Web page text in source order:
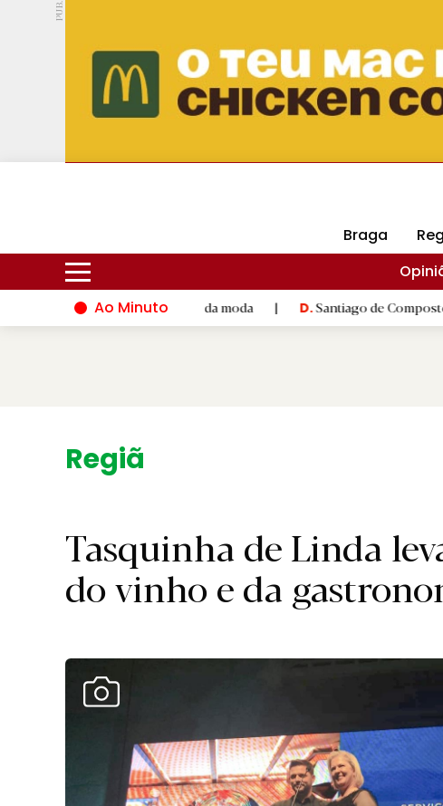
PUB.
Hoje 18ºC 29ºC DMtv
Braga
Ao Minuto
do mundo da moda D.Santiago de Compostela inaugura
Região.
Tasquinha de Linda
do vinho e da